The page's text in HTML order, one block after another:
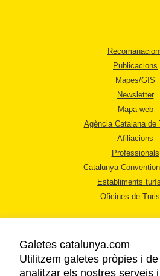
Publicacions
Mapes/GIS
Newsletter
Mapa web
Agència Catalana de
Afiliacions
Professionals
Catalunya
Establiments
Oficines de
Galetes catalunya.com
Utilitzem galetes pròpies i
analitzar els nostres serveis